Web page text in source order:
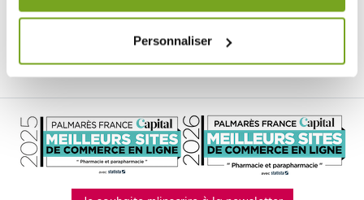
Personnaliser
15,90 €